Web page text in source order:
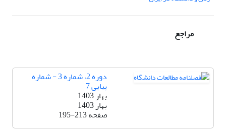
مراجع
دوره 2، شماره 3 - شماره
پیاپی 7
بهار 1403
بهار 1403
صفحه195-213